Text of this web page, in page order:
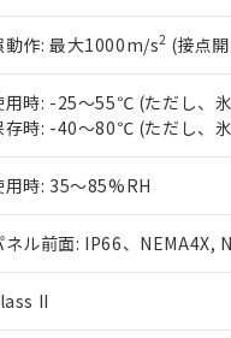
動作: 最大1000m/s2 (接点
用時: -25～55℃ (ただし、
存時: -40～80℃ (ただし、
用時: 35～85%RH
ネル前面: IP66、NEMA4X,
II